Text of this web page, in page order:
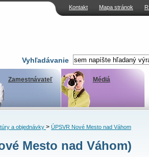
Kontakt Mapa stránok
Vyhľadávanie
Zamestnávateľ Médiá
a objednávky > ÚPSVR Nové Mesto nad Váhom
Mesto nad Váhom)